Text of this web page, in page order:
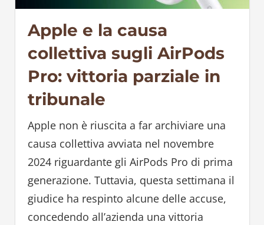
Apple e la causa
collettiva sugli AirPods
Pro: vittoria parziale in
tribunale
Apple non è riuscita a far archiviare una
causa collettiva avviata nel novembre
2024 riguardante gli AirPods Pro di prima
generazione. Tuttavia, questa settimana il
giudice ha respinto alcune delle accuse,
concedendo all’azienda una vittoria